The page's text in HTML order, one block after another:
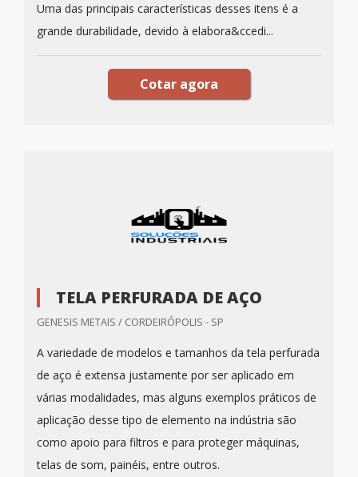
Uma das principais características desses itens é a
grande durabilidade, devido à elabora&ccedi...
Cotar agora
TELA PERFURADA DE AÇO
GENESIS METAIS / CORDEIRÓPOLIS - SP
A variedade de modelos e tamanhos da tela perfurada
de aço é extensa justamente por ser aplicado em
várias modalidades, mas alguns exemplos práticos de
aplicação desse tipo de elemento na indústria são
como apoio para filtros e para proteger máquinas,
telas de som, painéis, entre outros.